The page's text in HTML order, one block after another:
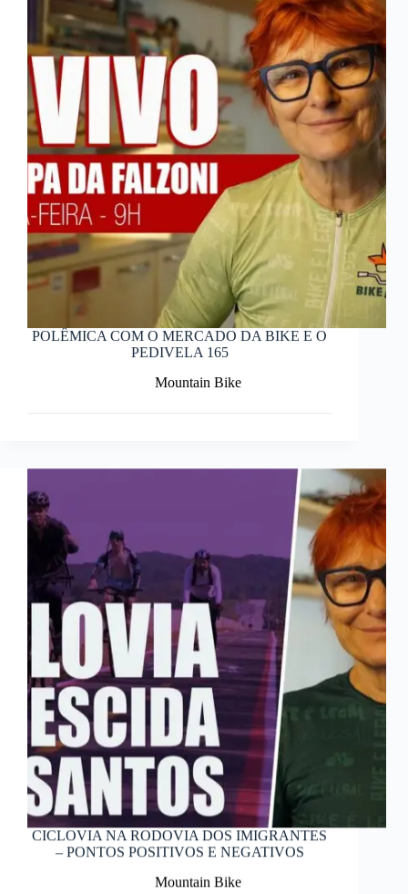
POLÊMICA COM O MERCADO DA BIKE E O
PEDIVELA 165
Mountain Bike
CICLOVIA NA RODOVIA DOS IMIGRANTES
– PONTOS POSITIVOS E NEGATIVOS
Mountain Bike